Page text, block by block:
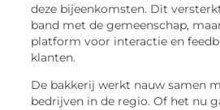
deze bijeenkomsten. Dit
band met de gemeenschap,
platform voor interactie en
klanten.
De bakkerij werkt nauw samen
bedrijven in de regio. Of het nu